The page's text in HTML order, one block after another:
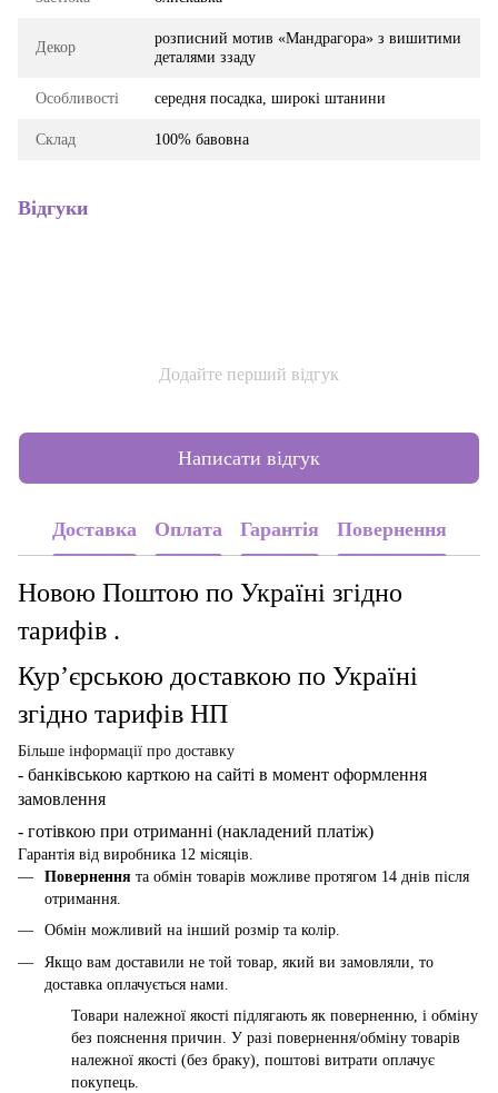
Декор
розписний мотив «Мандрагора» з вишитими
деталями ззаду
Особливості середня посадка, широкі штанини
Склад 100% бавовна
Відгуки
Додайте перший відгук
Написати відгук
Доставка Оплата Гарантія Повернення
Новою Поштою по Україні згідно
тарифів .
Кур’єрською доставкою по Україні
згідно тарифів НП
Більше інформації про доставку
- банківською карткою на сайті в момент оформлення
замовлення
- готівкою при отриманні (накладений платіж)
Гарантія від виробника 12 місяців.
Повернення та обмін товарів можливе протягом 14 днів після
отримання.
Обмін можливий на інший розмір та колір.
Якщо вам доставили не той товар, який ви замовляли, то
доставка оплачується нами.
Товари належної якості підлягають як поверненню, і обміну
без пояснення причин. У разі повернення/обміну товарів
належної якості (без браку), поштові витрати оплачує
покупець.